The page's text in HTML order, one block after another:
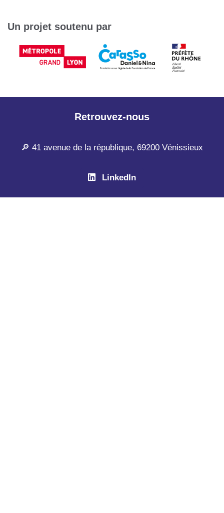
Un projet soutenu par
Retrouvez-nous
🔎 41 avenue de la république, 69200 Vénissieux
LinkedIn